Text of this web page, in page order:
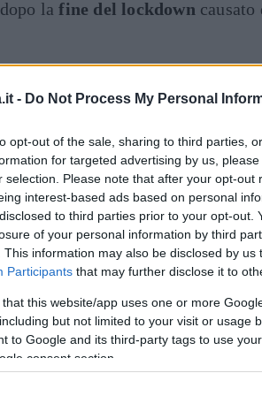
- Do Not Process My Personal
opt-out of the sale, sharing to third parties,
for targeted advertising by us,
selection. Please note that after your opt-out
interest-based ads based on personal
to third parties prior to your opt-out.
of your personal information by third
This information may also be disclosed by us
Participants that may further disclose it to
that this website/app uses one or more
but not limited to your visit or usage
to Google and its third-party tags to use
consent section.
lafine del lockdown causato
ha visto lo svolgimento della
di Shiloh (Maddox, Pax,
l’ora di celebrare
e Brad ha affermato di essere
raggiunta dalla figlia.
di considerare i figli la parte
di insegnamento.
Joliesembra essere tornato
all’affido dei figli.